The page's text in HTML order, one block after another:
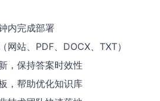
内完成部署
网站、PDF、DOCX、TXT）
，保持答案时效性
，帮助优化知识库